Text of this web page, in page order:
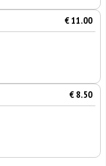
€ 11.00
€ 8.50